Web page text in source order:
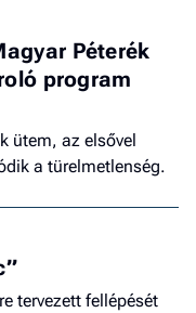
Péterék
program
ütem, az elsővel
a türelmetlenség.
tervezett fellépését